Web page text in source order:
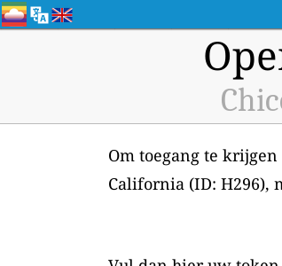
Om toegang te
California (ID: H296),